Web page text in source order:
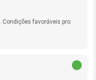
Condições favoráveis pro